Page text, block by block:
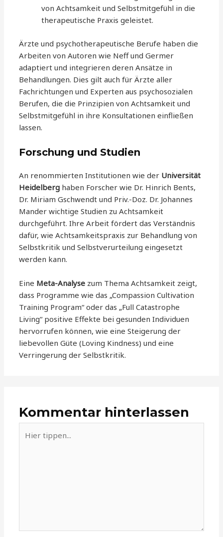
von Achtsamkeit und Selbstmitgefühl in die
therapeutische Praxis geleistet.
Ärzte und psychotherapeutische Berufe haben die
Arbeiten von Autoren wie Neff und Germer
adaptiert und integrieren deren Ansätze in
Behandlungen. Dies gilt auch für Ärzte aller
Fachrichtungen und Experten aus psychosozialen
Berufen, die die Prinzipien von Achtsamkeit und
Selbstmitgefühl in ihre Konsultationen einfließen
lassen.
Forschung und Studien
An renommierten Institutionen wie der Universität
Heidelberg haben Forscher wie Dr. Hinrich Bents,
Dr. Miriam Gschwendt und Priv.-Doz. Dr. Johannes
Mander wichtige Studien zu Achtsamkeit
durchgeführt. Ihre Arbeit fördert das Verständnis
dafür, wie Achtsamkeitspraxis zur Behandlung von
Selbstkritik und Selbstverurteilung eingesetzt
werden kann.
Eine Meta-Analyse zum Thema Achtsamkeit zeigt,
dass Programme wie das „Compassion Cultivation
Training Program“ oder das „Full Catastrophe
Living“ positive Effekte bei gesunden Individuen
hervorrufen können, wie eine Steigerung der
liebevollen Güte (Loving Kindness) und eine
Verringerung der Selbstkritik.
Kommentar hinterlassen
tippen...